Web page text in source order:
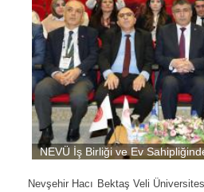
NEVÜ İş Birliği ve Ev
Nevşehir Hacı Bektaş Veli